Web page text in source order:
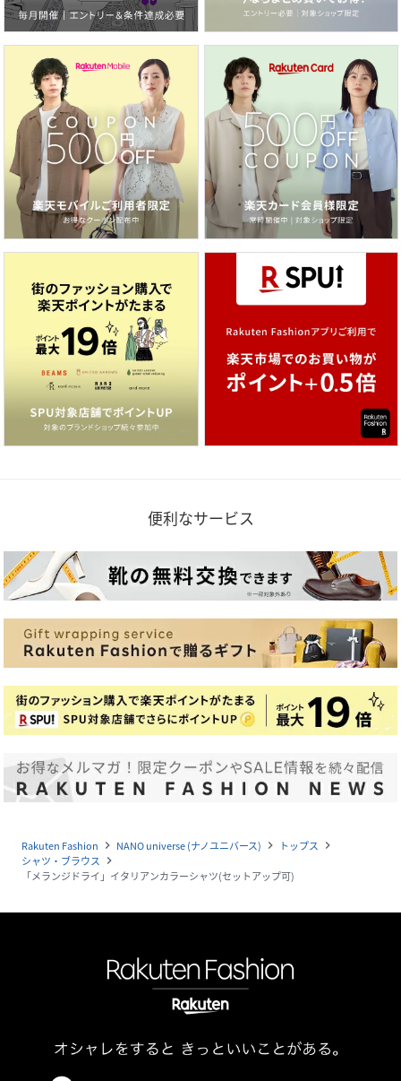
便利なサービス
Rakuten Fashion navigate_next NANO universe (ナノユニバース) navigate_next トップス navigate_next
シャツ・ブラウス navigate_next
「メランジドライ」イタリアンカラーシャツ(セットアップ可)